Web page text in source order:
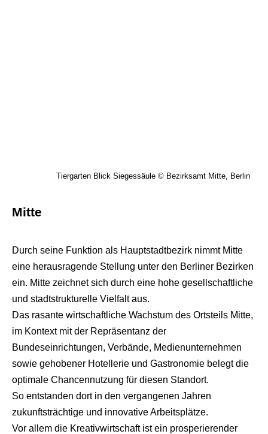
Tiergarten Blick Siegessäule © Bezirksamt Mitte, Berlin
Mitte
Durch seine Funktion als Hauptstadtbezirk nimmt Mitte
eine herausragende Stellung unter den Berliner Bezirken
ein. Mitte zeichnet sich durch eine hohe gesellschaftliche
und stadtstrukturelle Vielfalt aus.
Das rasante wirtschaftliche Wachstum des Ortsteils Mitte,
im Kontext mit der Repräsentanz der
Bundeseinrichtungen, Verbände, Medienunternehmen
sowie gehobener Hotellerie und Gastronomie belegt die
optimale Chancennutzung für diesen Standort.
So entstanden dort in den vergangenen Jahren
zukunftsträchtige und innovative Arbeitsplätze.
Vor allem die Kreativwirtschaft ist ein prosperierender